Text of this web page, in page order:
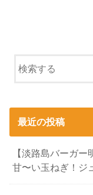
最近の投稿
【淡路島バーガ
甘〜い玉ねぎ！ジ